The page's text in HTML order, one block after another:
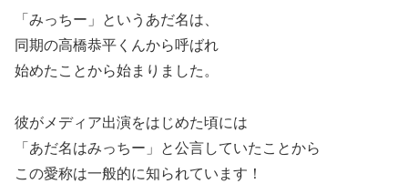
「みっちー」というあだ名は、
同期の高橋恭平くんから呼ばれ
始めたことから始まりました。
彼がメディア出演をはじめた頃には
「あだ名はみっちー」
と公言していたことから
この愛称は一般的に知られています！